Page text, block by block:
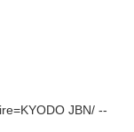
JBN/ --